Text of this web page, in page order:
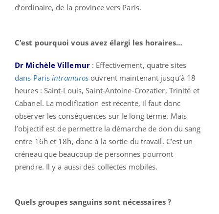
d’ordinaire, de la province vers Paris.
C’est pourquoi vous avez élargi les horaires…
Dr Michèle Villemur : Effectivement, quatre sites
dans Parisintramuros ouvrent maintenant jusqu’à 18
heures : Saint-Louis, Saint-Antoine-Crozatier, Trinité et
Cabanel. La modification est récente, il faut donc
observer les conséquences sur le long terme. Mais
l’objectif est de permettre la démarche de don du sang
entre 16h et 18h, donc à la sortie du travail. C’est un
créneau que beaucoup de personnes pourront
prendre. Il y a aussi des collectes mobiles.
Quels groupes sanguins sont nécessaires ?